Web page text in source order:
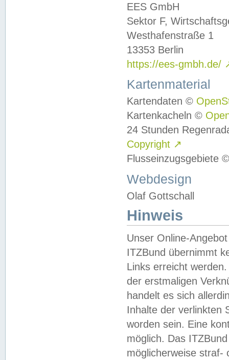
EES GmbH
Sektor F,
Westhafenstraße 1
13353 Berlin
https://ees-gmbh.de/
Kartenmaterial
Kartendaten ©
Kartenkacheln ©
24 Stunden
Copyright ↗
Flusseinzugsgebiete
Webdesign
Olaf Gottschall
Hinweis
Unser Online-
ITZBund übernimmt
Links erreicht
der erstmaligen
handelt es sich
Inhalte der verlinkten
worden sein. Eine
möglich. Das
möglicherweise straf-